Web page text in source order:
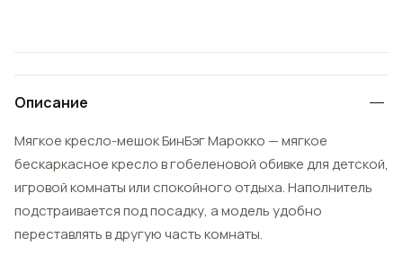
Описание
Мягкое кресло-мешок БинБэг Марокко — мягкое
бескаркасное кресло в гобеленовой обивке для детской,
игровой комнаты или спокойного отдыха. Наполнитель
подстраивается под посадку, а модель удобно
переставлять в другую часть комнаты.